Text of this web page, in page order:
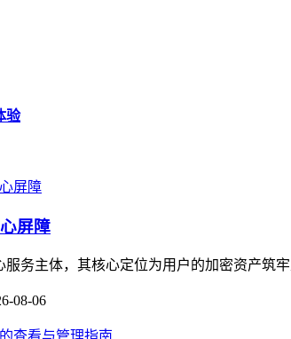
验
屏障
务主体，其核心定位为用户的加密资产筑
08-06